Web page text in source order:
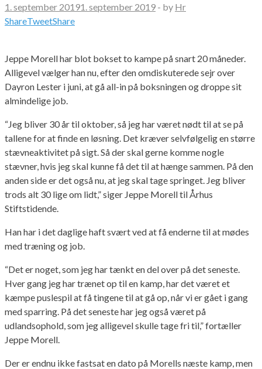
1. september 20191. september 2019 - by Hr
ShareTweetShare
Jeppe Morell har blot bokset to kampe på snart 20 måneder.
Alligevel vælger han nu, efter den omdiskuterede sejr over
Dayron Lester i juni, at gå all-in på boksningen og droppe sit
almindelige job.
“Jeg bliver 30 år til oktober, så jeg har været nødt til at se på
tallene for at finde en løsning. Det kræver selvfølgelig en større
stævneaktivitet på sigt. Så der skal gerne komme nogle
stævner, hvis jeg skal kunne få det til at hænge sammen. På den
anden side er det også nu, at jeg skal tage springet. Jeg bliver
trods alt 30 lige om lidt,” siger Jeppe Morell til Århus
Stiftstidende.
Han har i det daglige haft svært ved at få enderne til at mødes
med træning og job.
“Det er noget, som jeg har tænkt en del over på det seneste.
Hver gang jeg har trænet op til en kamp, har det været et
kæmpe puslespil at få tingene til at gå op, når vi er gået i gang
med sparring. På det seneste har jeg også været på
udlandsophold, som jeg alligevel skulle tage fri til,” fortæller
Jeppe Morell.
Der er endnu ikke fastsat en dato på Morells næste kamp, men